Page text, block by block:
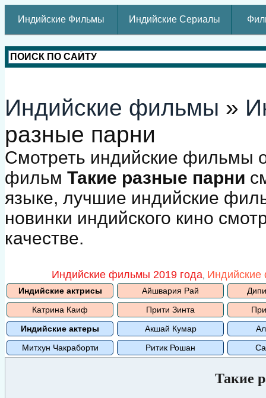
Индийские Фильмы Индийские Сериалы
Индийские фильмы »
разные парни
Смотреть индийские фильмы
фильм Такие разные парни
языке, лучшие индийские
новинки индийского кино
качестве.
Индийские фильмы 2019 года,
Индийские актрисы Айшвария Рай
Катрина Каиф
Прити Зинта
Индийские актеры
Акшай Кумар
Митхун Чакраборти
Ритик Рошан
Такие